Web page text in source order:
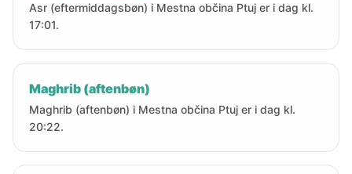
Asr (eftermiddagsbøn) i Mestna občina Ptuj er i dag kl.
17:01.
Maghrib (aftenbøn)
Maghrib (aftenbøn) i Mestna občina Ptuj er i dag kl.
20:22.